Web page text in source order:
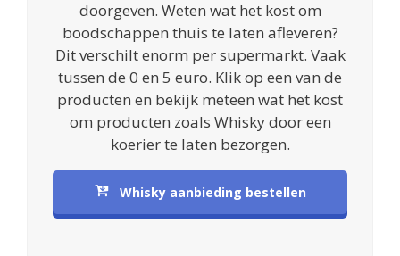
doorgeven. Weten wat het kost om
boodschappen thuis te laten afleveren?
Dit verschilt enorm per supermarkt. Vaak
tussen de 0 en 5 euro. Klik op een van de
producten en bekijk meteen wat het kost
om producten zoals Whisky door een
koerier te laten bezorgen.
Whisky aanbieding bestellen